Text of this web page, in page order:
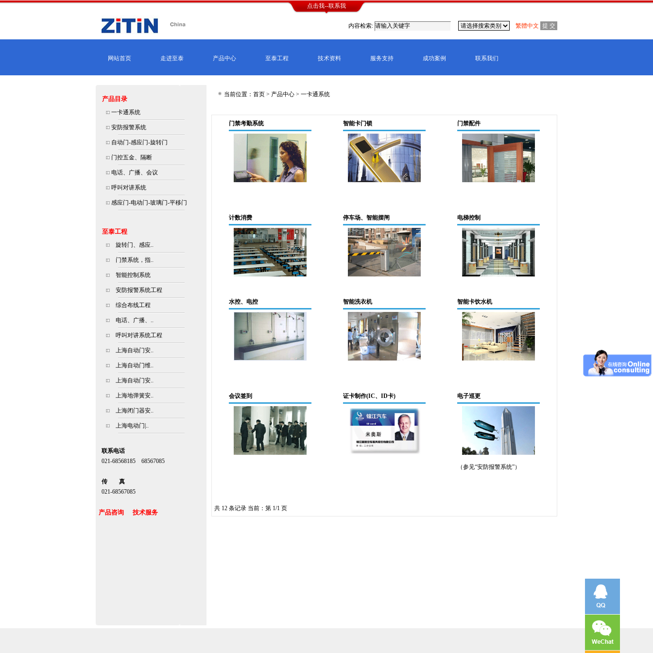
点击我--联系我
内容检索: 繁體中文
网站首页 走进至泰 产品中心 至泰工程 技术资料 服务支持 成功案例 联系我们
产品目录
一卡通系统
安防报警系统
自动门-感应门-旋转门
门控五金、隔断
电话、广播、会议
呼叫对讲系统
感应门-电动门-玻璃门-平移门
至泰工程
旋转门、感应..
门禁系统，指..
智能控制系统
安防报警系统工程
综合布线工程
电话、广播、..
呼叫对讲系统工程
上海自动门安..
上海自动门维..
上海自动门安..
上海地弹簧安..
上海闭门器安..
上海电动门|..
联系电话
021-68568185 68567085
传 真
021-68567085
产品咨询 技术服务
当前位置：首页 > 产品中心 > 一卡通系统
门禁考勤系统 智能卡门锁 门禁配件
计数消费 停车场、智能摆闸 电梯控制
水控、电控 智能洗衣机 智能卡饮水机
会议签到 证卡制作(IC、ID卡) 电子巡更
（参见“安防报警系统”）
共 12 条记录 当前：第 1/1 页